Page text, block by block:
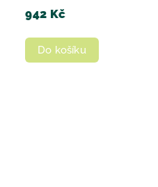
942 Kč
Do košíku